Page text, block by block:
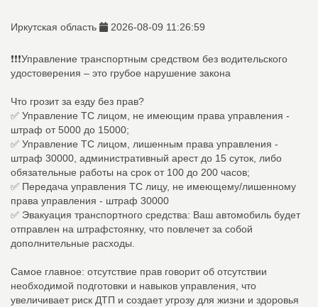
Иркутская область 2026-08-09 11:26:59
❗❗❗Управление транспортным средством без водительского
удостоверения – это грубое нарушение закона
Что грозит за езду без прав?
✅ Управление ТС лицом, не имеющим права управления -
штраф от 5000 до 15000;
✅ Управление ТС лицом, лишенным права управления -
штраф 30000, административный арест до 15 суток, либо
обязательные работы на срок от 100 до 200 часов;
✅ Передача управления ТС лицу, не имеющему/лишенному
права управления - штраф 30000
✅ Эвакуация транспортного средства: Ваш автомобиль будет
отправлен на штрафстоянку, что повлечет за собой
дополнительные расходы.
Самое главное: отсутствие прав говорит об отсутствии
необходимой подготовки и навыков управления, что
увеличивает риск ДТП и создает угрозу для жизни и здоровья